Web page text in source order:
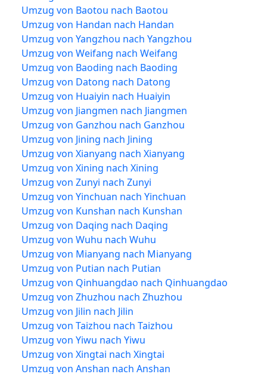
Umzug von Baotou nach Baotou
Umzug von Handan nach Handan
Umzug von Yangzhou nach Yangzhou
Umzug von Weifang nach Weifang
Umzug von Baoding nach Baoding
Umzug von Datong nach Datong
Umzug von Huaiyin nach Huaiyin
Umzug von Jiangmen nach Jiangmen
Umzug von Ganzhou nach Ganzhou
Umzug von Jining nach Jining
Umzug von Xianyang nach Xianyang
Umzug von Xining nach Xining
Umzug von Zunyi nach Zunyi
Umzug von Yinchuan nach Yinchuan
Umzug von Kunshan nach Kunshan
Umzug von Daqing nach Daqing
Umzug von Wuhu nach Wuhu
Umzug von Mianyang nach Mianyang
Umzug von Putian nach Putian
Umzug von Qinhuangdao nach Qinhuangdao
Umzug von Zhuzhou nach Zhuzhou
Umzug von Jilin nach Jilin
Umzug von Taizhou nach Taizhou
Umzug von Yiwu nach Yiwu
Umzug von Xingtai nach Xingtai
Umzug von Anshan nach Anshan